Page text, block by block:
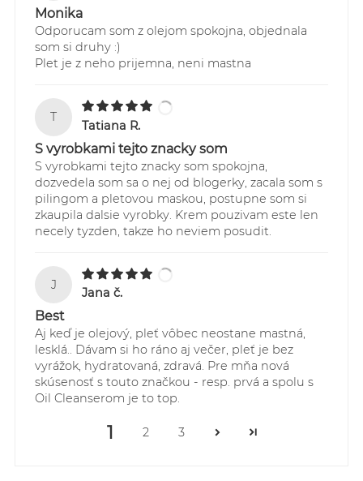
Monika
Odporucam som z olejom spokojna, objednala
som si druhy :)
Plet je z neho prijemna, neni mastna
T
Tatiana R.
S vyrobkami tejto znacky som
S vyrobkami tejto znacky som spokojna,
dozvedela som sa o nej od blogerky, zacala som s
pilingom a pletovou maskou, postupne som si
zkaupila dalsie vyrobky. Krem pouzivam este len
necely tyzden, takze ho neviem posudit.
J
Jana č.
Best
Aj keď je olejový, pleť vôbec neostane mastná,
lesklá.. Dávam si ho ráno aj večer, pleť je bez
vyrážok, hydratovaná, zdravá. Pre mňa nová
skúsenosť s touto značkou - resp. prvá a spolu s
Oil Cleanserom je to top.
1 2 3